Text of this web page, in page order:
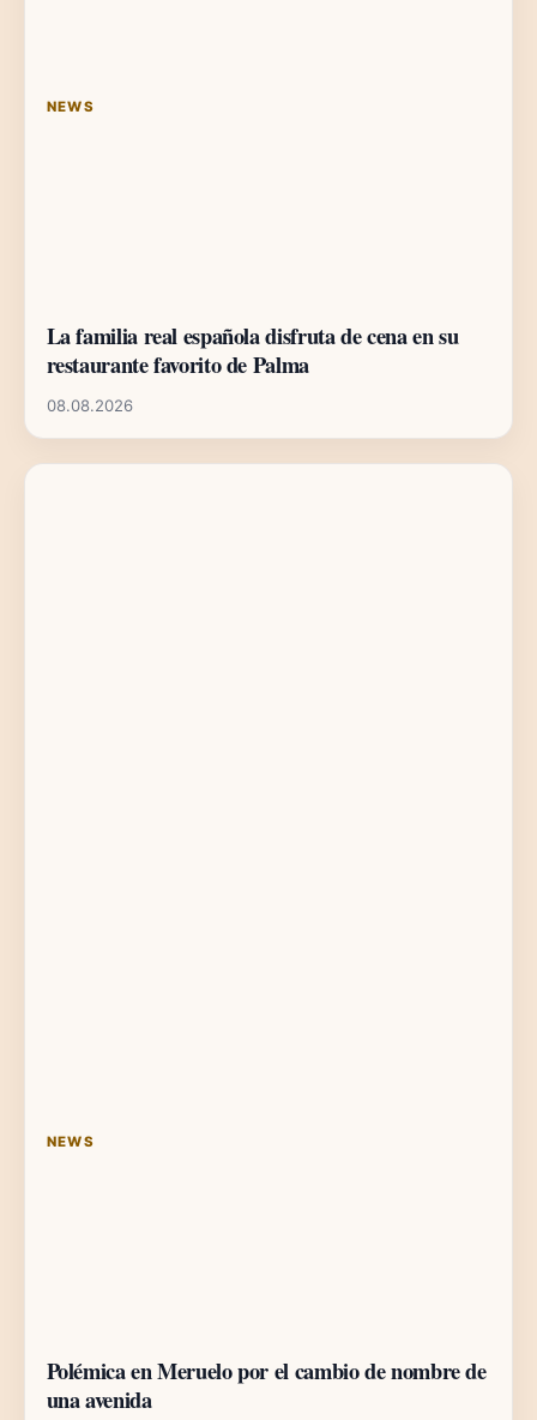
NEWS
La familia real española disfruta de cena en su
restaurante favorito de Palma
08.08.2026
NEWS
Polémica en Meruelo por el cambio de nombre de
una avenida